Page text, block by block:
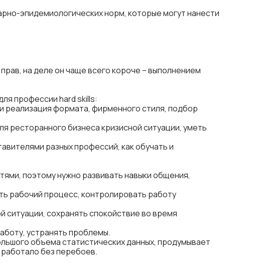
эпидемиологических норм, которые могут нанести
на деле он чаще всего короче – выполнением
профессии hard skills:
реализация формата, фирменного стиля, подбор
бизнеса кризисной ситуации, уметь
разных профессий, как обучать и
поэтому нужно развивать навыки общения,
рабочий процесс, контролировать работу
сохранять спокойствие во время
устранять проблемы.
объема статистических данных, продумывает
без перебоев.